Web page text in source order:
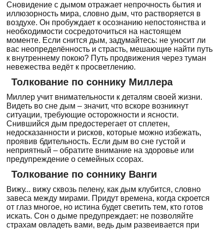
Сновидение с дымом отражает непрочность бытия и
иллюзорность мира, словно дым, что растворяется в
воздухе. Он пробуждает к осознанию непостоянства и
необходимости сосредоточиться на настоящем
моменте. Если снится дым, задумайтесь: не уносит ли
вас неопределённость и страсть, мешающие найти путь
к внутреннему покою? Путь продвижения через туман
невежества ведёт к просветлению.
Толкование по соннику Миллера
Миллер учит внимательности к деталям своей жизни.
Видеть во сне дым – значит, что вскоре возникнут
ситуации, требующие осторожности и ясности.
Снившийся дым предостерегает от сплетен,
недосказанности и рисков, которые можно избежать,
проявив бдительность. Если дым во сне густой и
неприятный – обратите внимание на здоровье или
предупреждение о семейных ссорах.
Толкование по соннику Ванги
Вижу... вижу сквозь пелену, как дым клубится, словно
завеса между мирами. Придут времена, когда скроется
от глаз многое, но истина будет светить тем, кто готов
искать. Сон о дыме предупреждает: не позволяйте
страхам овладеть вами, ведь дым развеивается при